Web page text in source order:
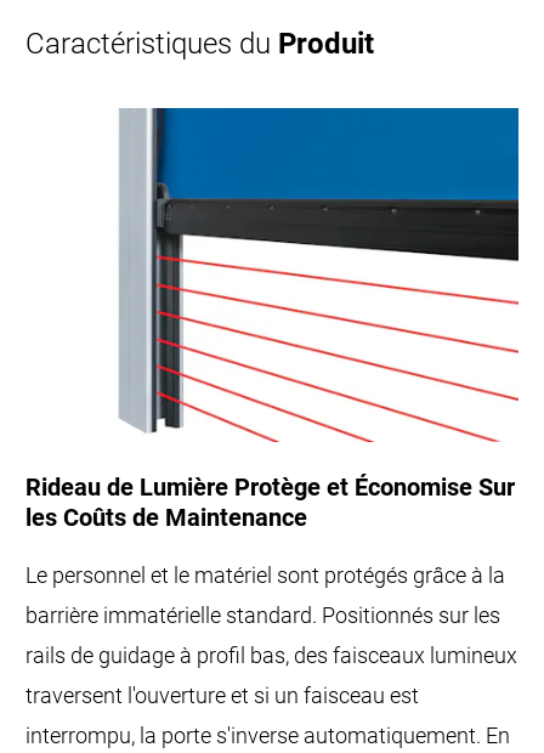
Caractéristiques du Produit
Rideau de Lumière Protège et Économise Sur
les Coûts de Maintenance
Le personnel et le matériel sont protégés grâce à la
barrière immatérielle standard. Positionnés sur les
rails de guidage à profil bas, des faisceaux lumineux
traversent l'ouverture et si un faisceau est
interrompu, la porte s'inverse automatiquement. En